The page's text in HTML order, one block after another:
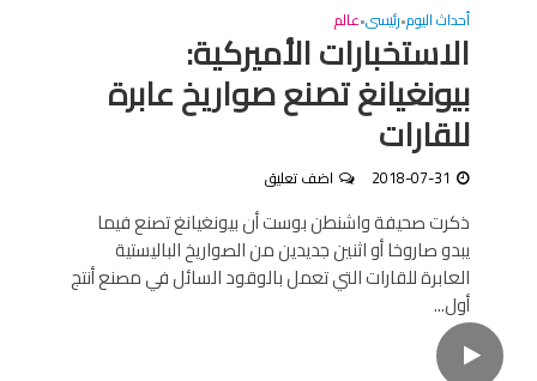
أحداث اليوم•رئيسى•عالم
الاستخبارات الأميركية:
بيونغيانغ تصنع صواريخ عابرة
للقارات
2018-07-31 اضف تعليق
ذكرت صحيفة واشنطن بوست أن بيونغيانغ تصنع فيما
يبدو صاروخا أو اثنين جديدين من الصواريخ الباليستية
العابرة للقارات التي تعمل بالوقود السائل في مصنع أنتج
أول...